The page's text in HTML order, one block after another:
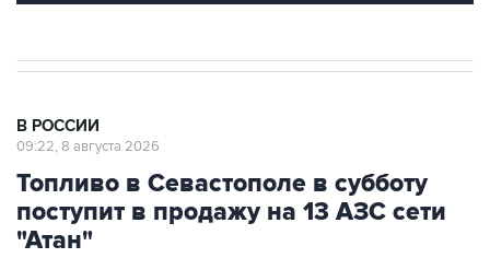
В РОССИИ
09:22, 8 августа 2026
Топливо в Севастополе в субботу
поступит в продажу на 13 АЗС сети
"Атан"